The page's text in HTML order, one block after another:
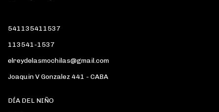
541135411537
113541-1537
elreydelasmochilas@gmail.com
Joaquin V Gonzalez 441 - CABA
DÍA DEL NIÑO